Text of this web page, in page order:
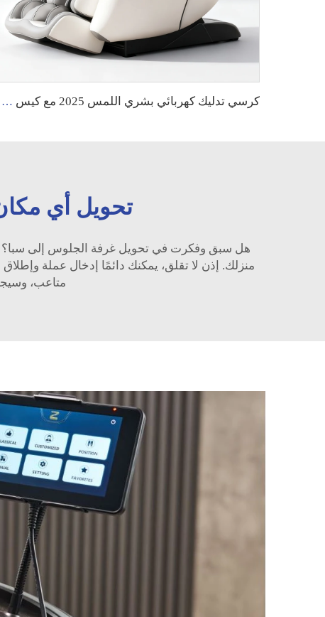
كرسي تدليك كهربائي بشري اللمس 2025 مع كيس هواء ذكي وذكاء اصطناعي ومكبر صوت وتقنية الجاذبية الصفرية وتدليك الأقدام باللفة الدوارة
تحويل أي
هل سبق وفكرت في تحويل غرفة الجلوس إلى سبا؟
منزلك. إذن لا تقلق، يمكنك دائمًا إدخال عملة
متاعب،